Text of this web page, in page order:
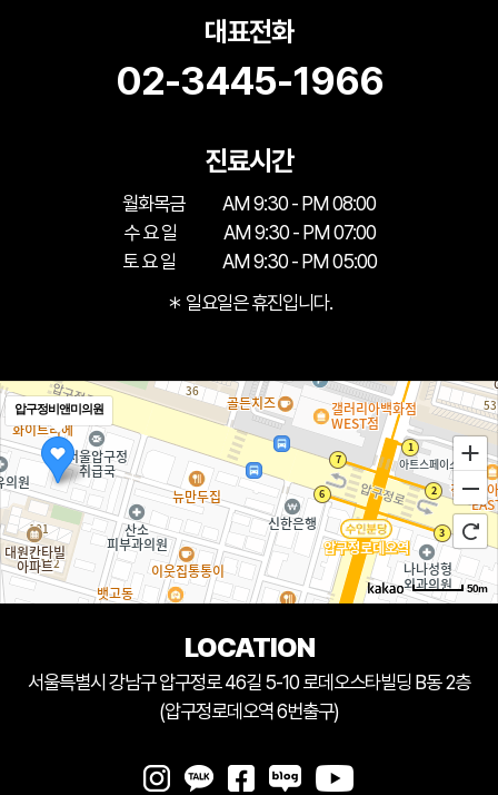
대표전화
02-3445-1966
진료시간
월화목금
AM 9:30 - PM 08:00
수 요 일
AM 9:30 - PM 07:00
토 요 일
AM 9:30 - PM 05:00
＊ 일요일은 휴진입니다.
LOCATION
압구정비앤미의원
50m
서울특별시 강남구 압구정로 46길 5-10 로데오스타빌딩 B동 2층
(압구정로데오역 6번출구)